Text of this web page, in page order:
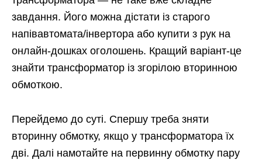
завдання. Його можна дістати із старого
напівавтомата/інвертора або купити з рук на
онлайн-дошках оголошень. Кращий варіант-це
знайти трансформатор із згорілою вторинною
обмоткою.
Перейдемо до суті. Спершу треба зняти
вторинну обмотку, якщо у трансформатора їх
дві. Далі намотайте на первинну обмотку пару